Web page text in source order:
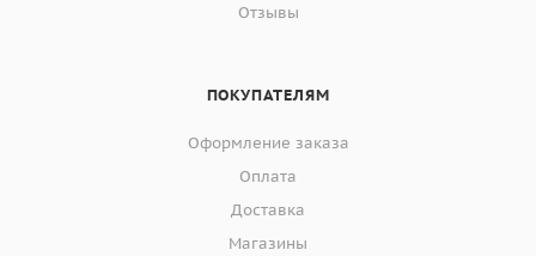
Отзывы
ПОКУПАТЕЛЯМ
Оформление заказа
Оплата
Доставка
Магазины